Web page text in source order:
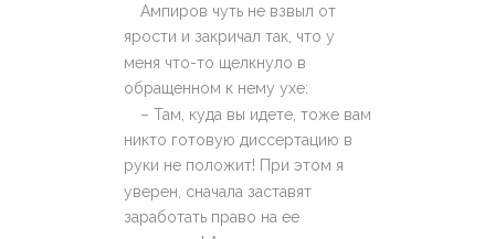
Ампиров чуть не взвыл от
ярости и закричал так, что у
меня что-то щелкнуло в
обращенном к нему ухе:
– Там, куда вы идете, тоже вам
никто готовую диссертацию в
руки не положит! При этом я
уверен, сначала заставят
заработать право на ее